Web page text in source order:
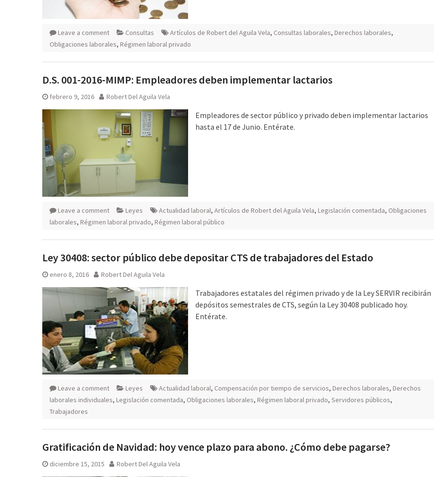
Leave a comment Consultas Artículos de Robert del Aguila Vela, Consultas laborales, Derechos laborales,
Obligaciones laborales, Régimen laboral privado
D.S. 001-2016-MIMP: Empleadores deben implementar lactarios
febrero 9, 2016 Robert Del Aguila Vela
Empleadores de sector público y privado deben implementar lactarios
hasta el 17 de Junio. Entérate.
Leave a comment Leyes Actualidad laboral, Artículos de Robert del Aguila Vela, Legislación comentada, Obligaciones
laborales, Régimen laboral privado, Régimen laboral público
Ley 30408: sector público debe depositar CTS de trabajadores del Estado
enero 8, 2016 Robert Del Aguila Vela
Trabajadores estatales del régimen privado y de la Ley SERVIR recibirán
depósitos semestrales de CTS, según la Ley 30408 publicado hoy.
Entérate.
Leave a comment Leyes Actualidad laboral, Compensación por tiempo de servicios, Derechos laborales, Derechos
laborales individuales, Legislación comentada, Obligaciones laborales, Régimen laboral privado, Servidores públicos,
Trabajadores
Gratificación de Navidad: hoy vence plazo para abono. ¿Cómo debe pagarse?
diciembre 15, 2015 Robert Del Aguila Vela